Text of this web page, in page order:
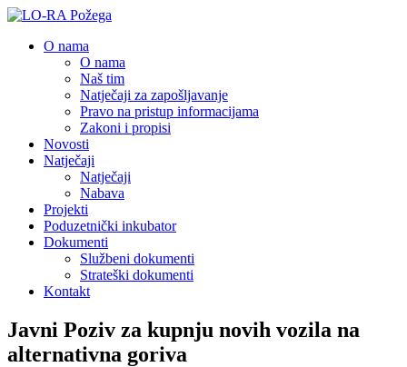
O nama
O nama
Naš tim
Natječaji za zapošljavanje
Pravo na pristup informacijama
Zakoni i propisi
Novosti
Natječaji
Natječaji
Nabava
Projekti
Poduzetnički inkubator
Dokumenti
Službeni dokumenti
Strateški dokumenti
Kontakt
Javni Poziv za kupnju novih vozila na
alternativna goriva